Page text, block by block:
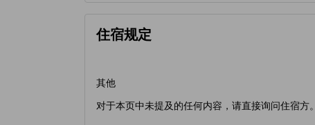
住宿规定
其他
对于本页中未提及的任何内容，请直接询问住宿方。